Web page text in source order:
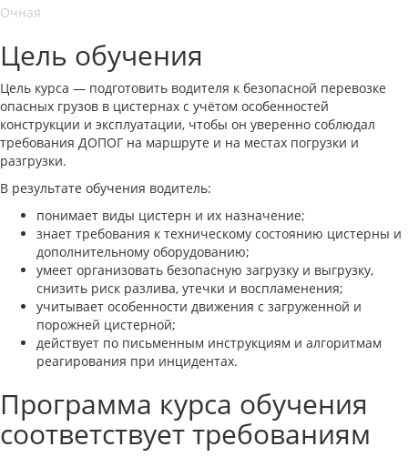
Очная
Цель обучения
Цель курса — подготовить водителя к безопасной перевозке
опасных грузов в цистернах с учётом особенностей
конструкции и эксплуатации, чтобы он уверенно соблюдал
требования ДОПОГ на маршруте и на местах погрузки и
разгрузки.
В результате обучения водитель:
понимает виды цистерн и их назначение;
знает требования к техническому состоянию цистерны и
дополнительному оборудованию;
умеет организовать безопасную загрузку и выгрузку,
снизить риск разлива, утечки и воспламенения;
учитывает особенности движения с загруженной и
порожней цистерной;
действует по письменным инструкциям и алгоритмам
реагирования при инцидентах.
Программа курса обучения
соответствует требованиям